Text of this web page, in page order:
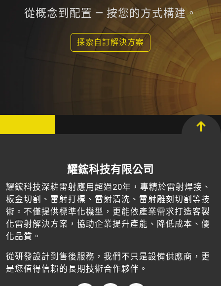
從概念到配置 — 按您的方式構建。
探索自訂解決方案
耀鋐科技有限公司
耀鋐科技深耕雷射應用超過20年，專精於雷射焊接、
板金切割、雷射打標、雷射清洗、雷射雕刻切割等技
術。不僅提供標準化機型，更能依產業需求打造客製
化雷射解決方案，協助企業提升產能、降低成本、優
化品質。
從研發設計到售後服務，我們不只是設備供應商，更
是您值得信賴的長期技術合作夥伴。